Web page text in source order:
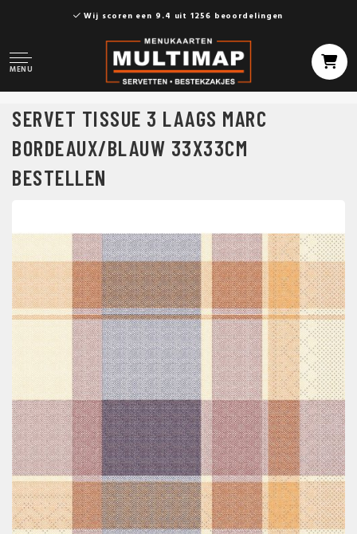
Wij scoren een 9.4 uit 1256 beoordelingen
MENU
SERVET TISSUE 3 LAAGS MARC
BORDEAUX/BLAUW 33X33CM
BESTELLEN